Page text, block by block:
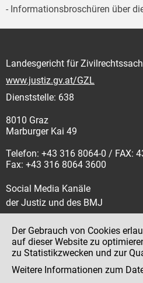
- Informationsbroschüren über
Landesgericht für
www.justiz.gv.at/GZL
Dienststelle: 638
8010 Graz
Marburger Kai 49
Telefon: +43 316 8064-0 / FAX:
Fax: +43 316 8064 3600
Social Media Kanäle
der Justiz und des BMJ
Impressum
Datenschutz
Der Gebrauch von Cookies
auf dieser Website zu
zu Statistikzwecken und zur
Weitere Informationen zum